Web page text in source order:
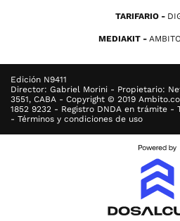
TARIFARIO
MEDIAKIT
Edición N9411
Director: Gabriel Morini - Propietario:
3551, CABA - Copyright © 2019
1852 9232 - Registro DNDA en trámite -
- Términos y condiciones de uso